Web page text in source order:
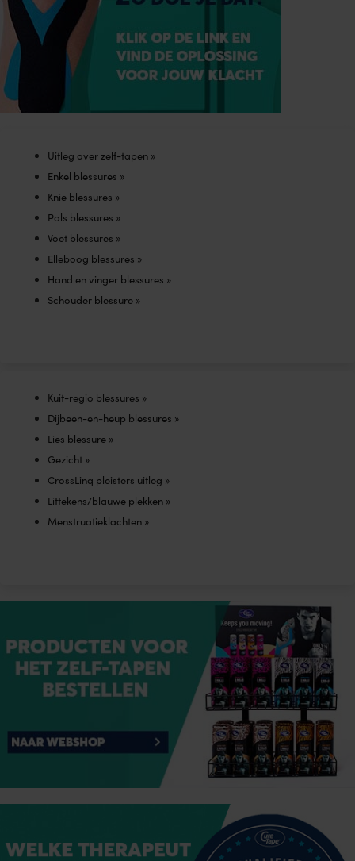
chosen
Uitleg over zelf-tapen »
Enkel blessures »
Knie blessures »
Pols blessures »
Voet blessures »
Elleboog blessures »
Hand en vinger blessures »
Schouder blessure »
Kuit-regio blessures »
Dijbeen-en-heup blessures »
Lies blessure »
Gezicht »
CrossLinq pleisters uitleg »
Littekens/blauwe plekken »
Menstruatieklachten »